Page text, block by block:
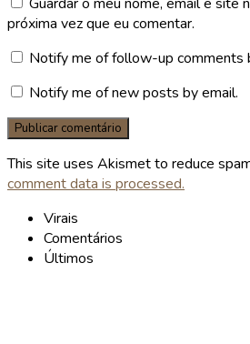
próxima vez que eu comentar.
Notify me of follow-up comments
Notify me of new posts by email.
This site uses Akismet to reduce
comment data is processed.
Virais
Comentários
Últimos